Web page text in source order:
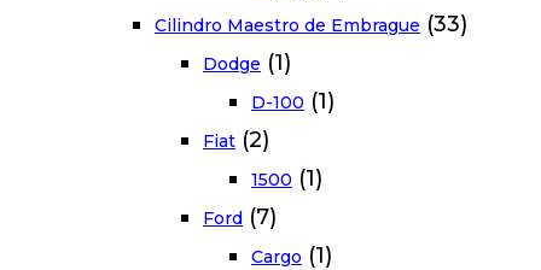
Cilindro Maestro de Embrague (33)
Dodge (1)
D-100 (1)
Fiat (2)
1500 (1)
Ford (7)
Cargo (1)